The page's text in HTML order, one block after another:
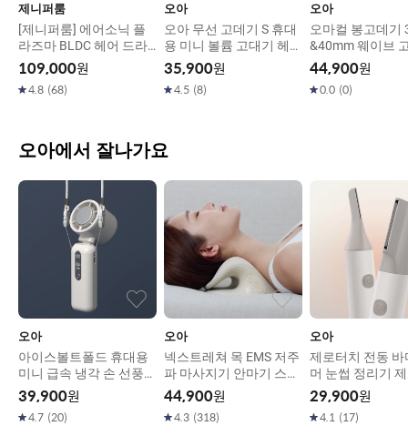
제니퍼룸
[제니퍼룸] 에어소닉 플
라즈마 BLDC 헤어 드라
이기 4Color
109,000원
4.8 (68)
오아
오아 무선 고데기 S 휴대
용 미니 볼륨 고대기 헤어
매직기
35,900원
4.5 (8)
오아
오마컬 봉고데기
&40mm 웨이브
아이롱 헤어 볼
트
44,900원
0.0 (0)
오아에서 잘나가요
오아
아이스볼트폴드 휴대용
미니 급속 냉각 손 선풍기
이중쿨링 BLDC
39,900원
4.7 (20)
오아
넥스트레쳐 목 EMS 저주
파 마사지기 안마기 스트
레칭 기구
44,900원
4.3 (318)
오아
제로터치 전동 바
머 눈썹 정리기
29,900원
4.1 (17)